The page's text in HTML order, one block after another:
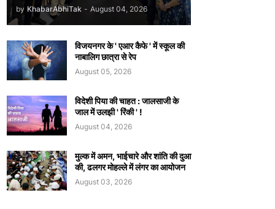
by KhabarAbhiTak - August 04, 2026
विजयनगर के ' एआर कैफे ' में स्कूल की
नाबालिग छात्रा से रेप
August 05, 2026
विदेशी पिया की चाहत : जालसाजी के
जाल में उलझी ' रिंकी ' !
August 04, 2026
मुल्क में अमन, भाईचारे और शांति की दुआ
की, ढलगर मोहल्ले में लंगर का आयोजन
August 03, 2026